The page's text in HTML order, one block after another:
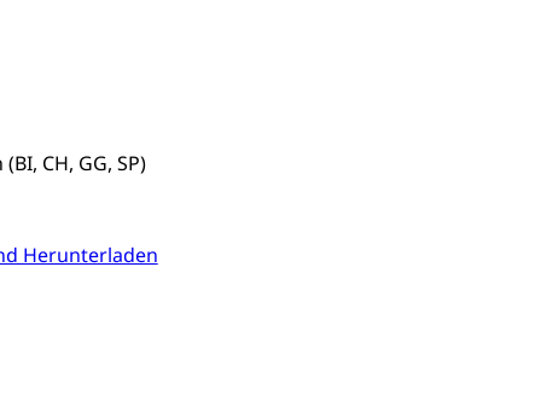
CH, GG, SP)
Herunterladen
Tabakprävention, Primärprävention,
Krankenversicherung, Unfallversicherung,
Luzern)
Existenzsicherung - Sozialhilfe
Suchtkrankheit, Drogenabhängige,